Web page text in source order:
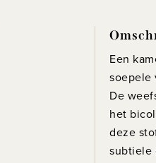
Een
soepele
De
het
deze
subtiele